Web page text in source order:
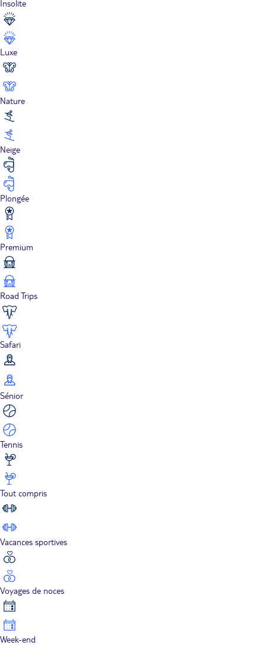
Insolite
Luxe
Nature
Neige
Plongée
Premium
Road Trips
Safari
Sénior
Tennis
Tout compris
Vacances sportives
Voyages de noces
Week-end